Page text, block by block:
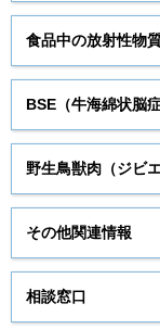
食品中の放射性物
BSE（牛海綿状脳
野生鳥獣肉（ジビエ
その他関連情報
相談窓口